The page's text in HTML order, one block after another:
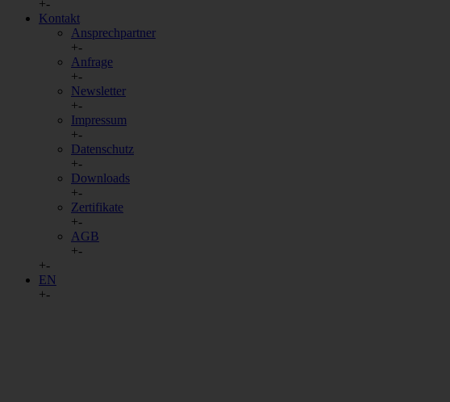
+-
Kontakt
Ansprechpartner
+-
Anfrage
+-
Newsletter
+-
Impressum
+-
Datenschutz
+-
Downloads
+-
Zertifikate
+-
AGB
+-
+-
EN
+-